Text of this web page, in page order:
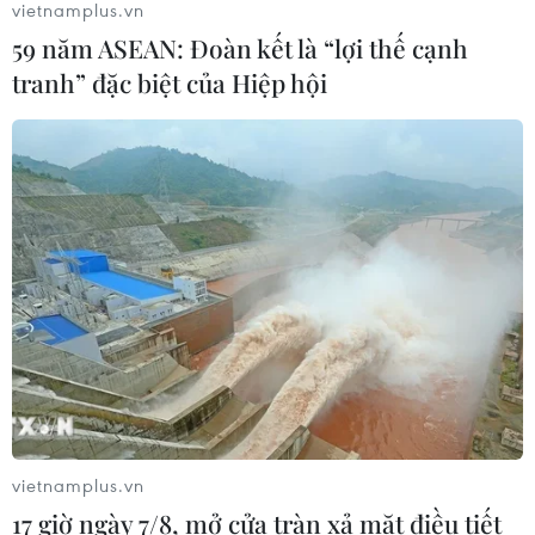
rộng cao tốc Cam Lộ-La Sơn qua
thành phố Huế
06/08/2026 03:01
Xem thêm
CƠ QUAN CHỦ QUẢN: THÔNG TẤN XÃ VIỆT NAM
Tổng Biên tập: TRẦN TIẾN DUẨN
Phó Tổng Biên tập: NGUYỄN THỊ TÁM, KHÚC THANH
THỦY
vietnamplus.vn
59 năm ASEAN: Đoàn kết là “lợi thế cạnh
tranh” đặc biệt của Hiệp hội
vietnamplus.vn
17 giờ ngày 7/8, mở cửa tràn xả mặt điều tiết